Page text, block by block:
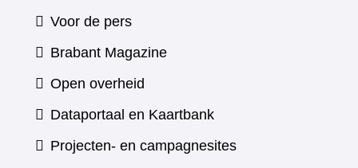
Voor de pers
Brabant Magazine(verwijst
andere
website)
Open overheid
Dataportaal en Kaartbank(verwijst
naar
Projecten- en campagnesites